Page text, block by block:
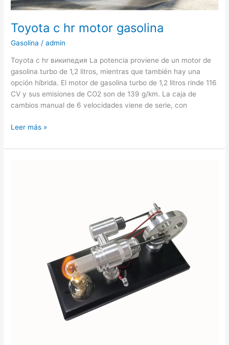
Toyota c hr motor gasolina
Gasolina /admin
Toyota c hr википедия La potencia proviene de un motor de
gasolina turbo de 1,2 litros, mientras que también hay una
opción híbrida. El motor de gasolina turbo de 1,2 litros rinde 116
CV y sus emisiones de CO2 son de 139 g/km. La caja de
cambios manual de 6 velocidades viene de serie, con
Toyota
hr
Leer más »